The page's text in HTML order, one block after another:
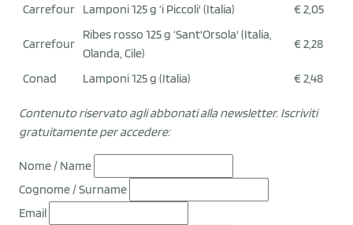
Carrefour Lamponi 125 g ‘i Piccoli' (Italia) € 2,05
Carrefour
Ribes rosso 125 g ‘Sant'Orsola' (Italia,
Olanda, Cile)
€ 2,28
Conad Lamponi 125 g (Italia) € 2,48
Contenuto riservato agli abbonati alla newsletter. Iscriviti
gratuitamente per accedere:
Nome / Name
Cognome / Surname
Email